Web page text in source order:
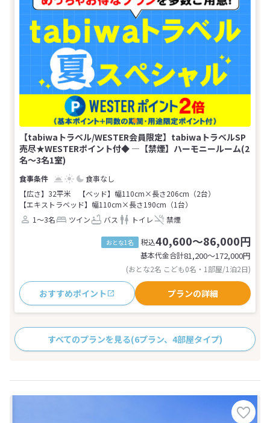
【tabiwaトラベル/WESTER会員限定】tabiwaトラベルSP
売尽★WESTERポイント付◆ ―【禁煙】ハーモニールーム(2
名～3名1室)
食事なし
【広さ】32平米
【ベッド】幅110cm×長さ206cm（2台）
【エキストラベッド】幅110cm×長さ190cm（1台）
1～3名
ツイン バス トイレ 禁煙
おとな1名 税込40,600～86,000円
基本代金合計81,200〜172,000円
(おとな2名 こども0名・1部屋/1泊2日)
おすすめポイント プランの詳細
すべてのプランを見る(6プラン、4部屋タイプ)